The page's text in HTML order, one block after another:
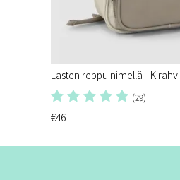
Lasten reppu nimellä - Kirahvi
(29)
€46